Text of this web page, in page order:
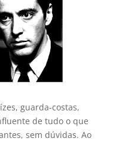
guarda-costas,
de tudo o que
sem dúvidas. Ao